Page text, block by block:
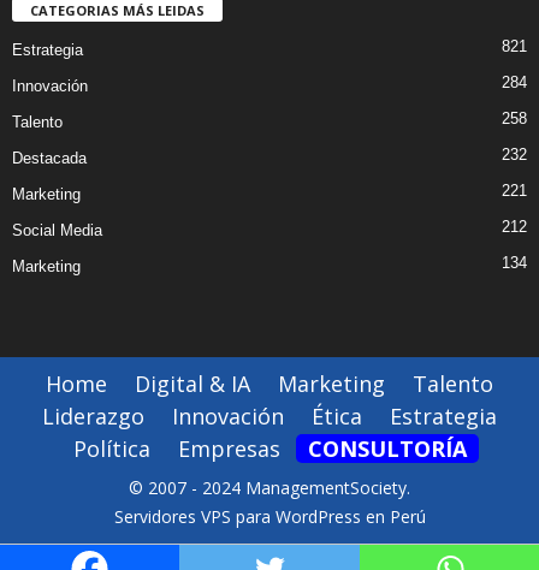
CATEGORIAS MÁS LEIDAS
Estrategia 821
Innovación 284
Talento 258
Destacada 232
Marketing 221
Social Media 212
Marketing 134
Home Digital & IA Marketing
Talento
Liderazgo
Innovación Ética
Estrategia
Política
Empresas CONSULTORÍA
© 2007 - 2024 ManagementSociety.
Servidores VPS para WordPress en Perú